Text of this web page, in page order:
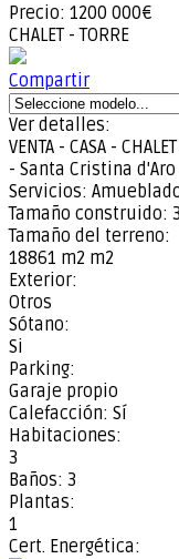
Precio: 1200 000€
CHALET - TORRE
Compartir
Ver detalles:
VENTA - CASA -
- Santa Cristina
Servicios:
Tamaño construido:
Tamaño del terreno:
18861 m2 m2
Exterior:
Otros
Sótano:
Si
Parking:
Garaje propio
Calefacción: Sí
Habitaciones:
3
Baños: 3
Plantas:
1
Cert. Energética: